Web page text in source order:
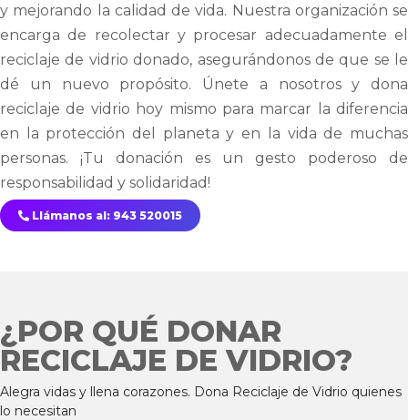
y mejorando la calidad de vida. Nuestra organización se
encarga de recolectar y procesar adecuadamente el
reciclaje de vidrio donado, asegurándonos de que se le
dé un nuevo propósito. Únete a nosotros y dona
reciclaje de vidrio hoy mismo para marcar la diferencia
en la protección del planeta y en la vida de muchas
personas. ¡Tu donación es un gesto poderoso de
responsabilidad y solidaridad!
Llámanos al: 943 520015
¿POR QUÉ DONAR
RECICLAJE DE VIDRIO?
Alegra vidas y llena corazones. Dona Reciclaje de Vidrio quienes
lo necesitan